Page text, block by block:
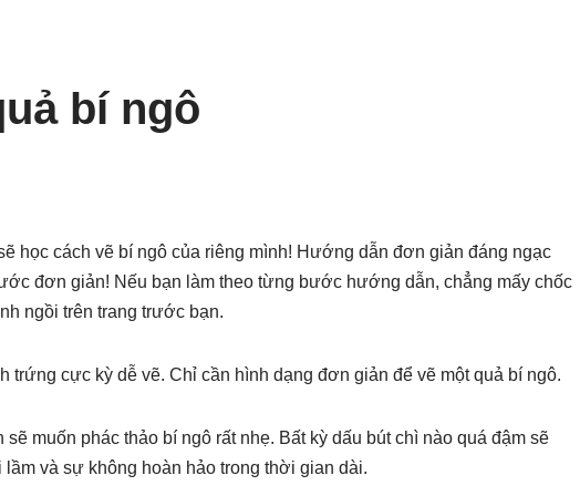
bí ngô
học cách vẽ bí ngô của riêng mình! Hướng dẫn đơn giản đáng ngạc
đơn giản! Nếu bạn làm theo từng bước hướng dẫn, chẳng mấy chốc
ngồi trên trang trước bạn.
trứng cực kỳ dễ vẽ. Chỉ cần hình dạng đơn giản để vẽ một quả bí ngô.
muốn phác thảo bí ngô rất nhẹ. Bất kỳ dấu bút chì nào quá đậm sẽ
và sự không hoàn hảo trong thời gian dài.